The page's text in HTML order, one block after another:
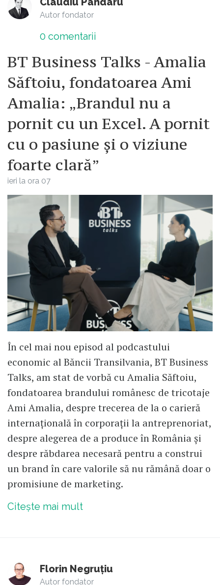
Autor fondator
0 comentarii
BT Business Talks - Amalia
Săftoiu, fondatoarea Ami
Amalia: „Brandul nu a
pornit cu un Excel. A pornit
cu o pasiune și o viziune
foarte clară”
ieri la ora 07
În cel mai nou episod al podcastului
economic al Băncii Transilvania, BT Business
Talks, am stat de vorbă cu Amalia Săftoiu,
fondatoarea brandului românesc de tricotaje
Ami Amalia, despre trecerea de la o carieră
internațională în corporații la antreprenoriat,
despre alegerea de a produce în România și
despre răbdarea necesară pentru a construi
un brand în care valorile să nu rămână doar o
promisiune de marketing.
Citește mai mult
Florin Negruțiu
Autor fondator